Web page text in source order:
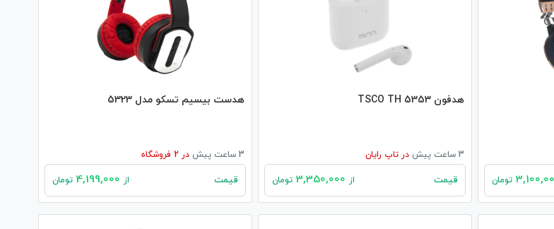
تومان
هدفون TSCO TH 5353
3 ساعت پیش در تاپ رایان
قیمت از تومان
هدست بیسیم تسکو مدل 5323
3 ساعت پیش در فروشگاه
قیمت از تومان